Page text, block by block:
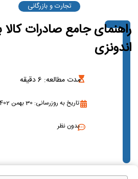
تجارت و بازرگانی
راهنمای جامع صادرات کالا
اندونزی
مدت مطالعه: 6دقیقه
تاریخ به روزرسانی: 30 بهمن 1402
بدون نظر